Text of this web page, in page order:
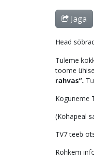
Jaga
Head
Tuleme
toome
rahvas”.
Koguneme
(Kohapeal
TV7 teeb
Rohkem